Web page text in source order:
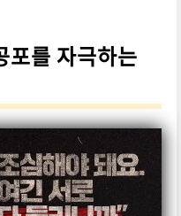
포를 자극하는